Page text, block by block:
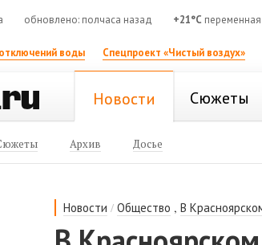
обновлено: полчаса назад +21°C
воды Спецпроект «Чистый воздух»
Новости Сюжеты
Архив Досье
Новости /Общество ,В